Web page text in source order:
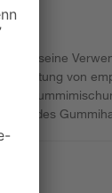
seine
von
des